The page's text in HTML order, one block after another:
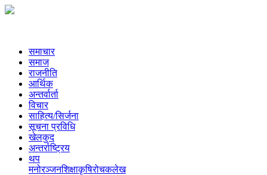
समाचार
समाज
राजनीति
आर्थिक
अन्तर्वार्ता
विचार
साहित्य/सिर्जना
सूचना प्रविधि
खेलकुद
अन्तर्राष्ट्रिय
थप
मनोरञ्‍जनशिक्षाकृषिरोचकलेख